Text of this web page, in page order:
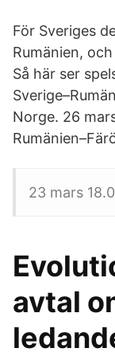
För Sveriges
Rumänien,
Så här ser
Norge. 26
23 mars
avtal